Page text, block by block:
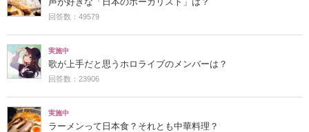
回答数：49579
実施中
歌が上手だと思うホロライブのメンバーは？
回答数：23906
実施中
ラーメンって日本食？それとも中華料理？